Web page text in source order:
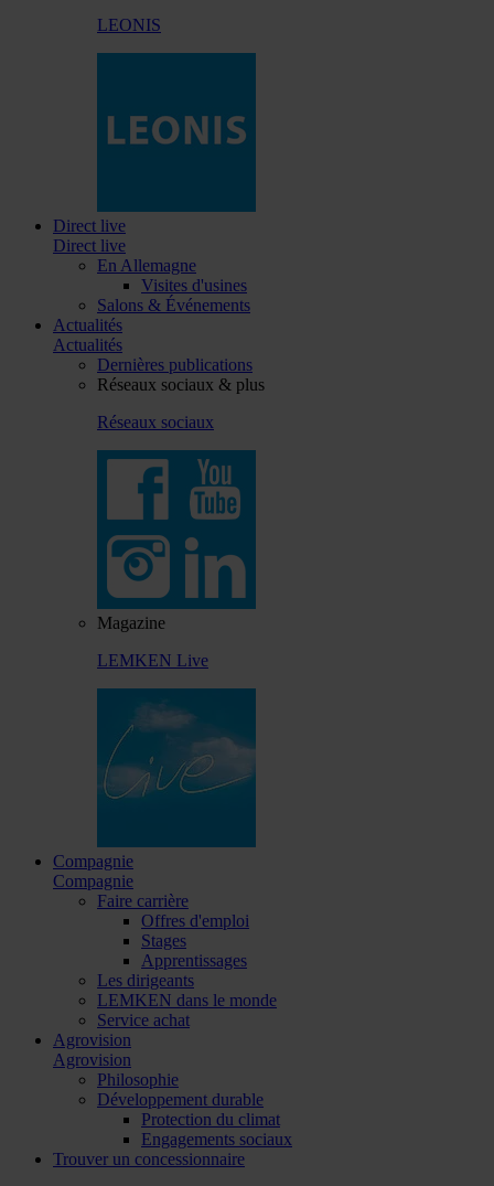
LEONIS
Direct live
Direct live
En Allemagne
Visites d'usines
Salons & Événements
Actualités
Actualités
Dernières publications
Réseaux sociaux & plus
Réseaux sociaux
Magazine
LEMKEN Live
Compagnie
Compagnie
Faire carrière
Offres d'emploi
Stages
Apprentissages
Les dirigeants
LEMKEN dans le monde
Service achat
Agrovision
Agrovision
Philosophie
Développement durable
Protection du climat
Engagements sociaux
Trouver un concessionnaire